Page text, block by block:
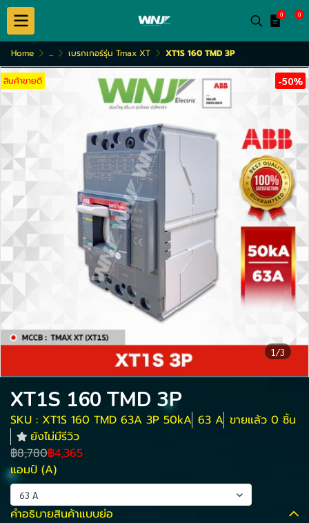
0 0
Home ... เบรกเกอร์รุ่น Tmax XT XT1S 160 TMD 3P
1/3
สินค้าขายดี -50%
XT1S 160 TMD 3P
SKU : XT1S 160 TMD 63A 3P 50kA 63 A ขายแล้ว 0 ชิ้น
ยังไม่มีรีวิว
฿8,780฿4,365
แอมป์ (A)
63 A
คำอธิบายสินค้าแบบย่อ